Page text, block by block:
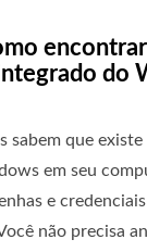
do
sabem que
em seu
e
não precisa